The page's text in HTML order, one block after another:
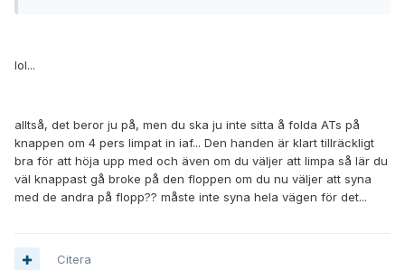
lol...
alltså, det beror ju på, men du ska ju inte sitta å folda ATs på
knappen om 4 pers limpat in iaf... Den handen är klart tillräckligt
bra för att höja upp med och även om du väljer att limpa så lär du
väl knappast gå broke på den floppen om du nu väljer att syna
med de andra på flopp?? måste inte syna hela vägen för det...
Citera